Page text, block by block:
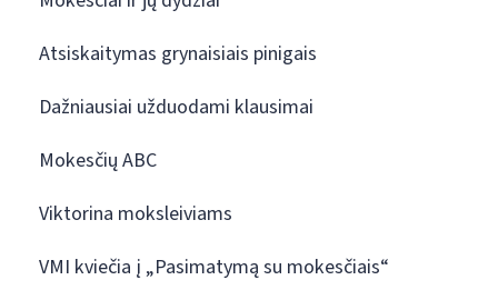
Atsiskaitymas grynaisiais pinigais
Dažniausiai užduodami klausimai
Mokesčių ABC
Viktorina moksleiviams
VMI kviečia į „Pasimatymą su mokesčiais“